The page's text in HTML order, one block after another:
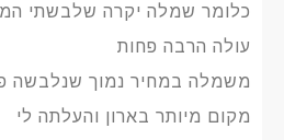
כלומר שמלה יקרה שלבשתי
עולה הרבה פחות
משמלה במחיר נמוך שנלבשה
מקום מיותר בארון והעלתה לי